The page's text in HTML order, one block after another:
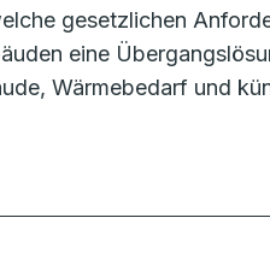
gesetzlichen
eine
Wärmebedarf und